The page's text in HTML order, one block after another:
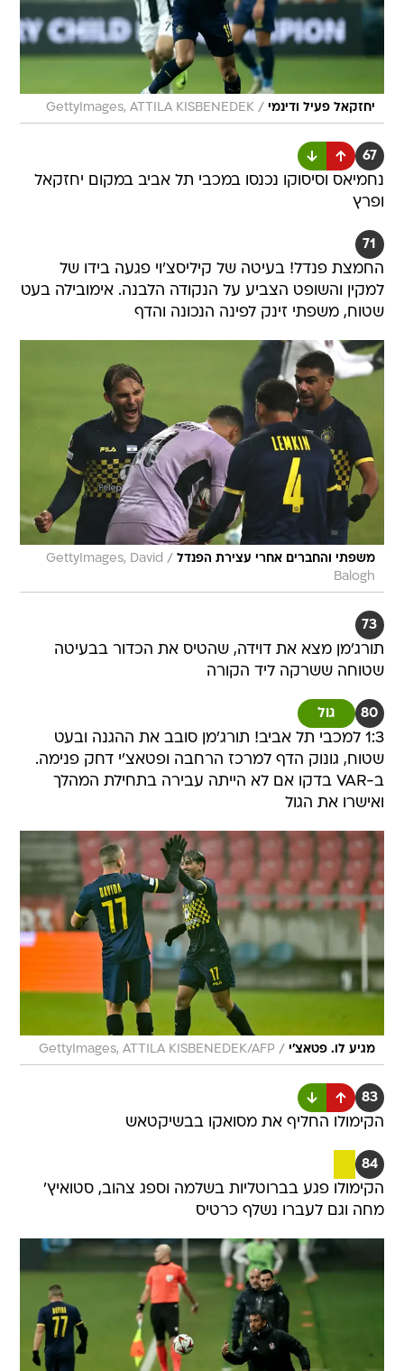
יחזקאל פעיל ודינמי /
GettyImages, ATTILA KISBENEDEK
67
נחמיאס וסיסוקו נכנסו במכבי תל אביב במקום יחזקאל
ופרץ
71
החמצת פנדל! בעיטה של קיליסצ'וי פגעה בידו של
למקין והשופט הצביע על הנקודה הלבנה. אימובילה בעט
שטוח, משפתי זינק לפינה הנכונה והדף
משפתי והחברים אחרי עצירת הפנדל /
GettyImages, David
Balogh
73
תורג'מן מצא את דוידה, שהטיס את הכדור בבעיטה
שטוחה ששרקה ליד הקורה
80 גול
1:3 למכבי תל אביב! תורג'מן סובב את ההגנה ובעט
שטוח, גונוק הדף למרכז הרחבה ופטאצ'י דחק פנימה.
ב-VAR בדקו אם לא הייתה עבירה בתחילת המהלך
ואישרו את הגול
מגיע לו. פטאצ'י /
GettyImages, ATTILA KISBENEDEK/AFP
83
הקימולו החליף את מסואקו בבשיקטאש
84
הקימולו פגע בברוטליות בשלמה וספג צהוב, סטואיץ'
מחה וגם לעברו נשלף כרטיס